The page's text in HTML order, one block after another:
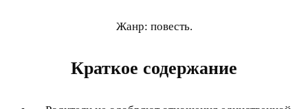
Жанр: повесть.
Краткое содержание